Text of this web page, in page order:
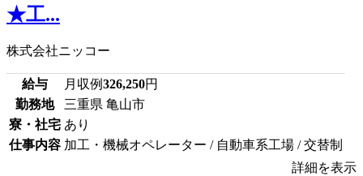
★工...
株式会社ニッコー
給与 月収例326,250円
勤務地
三重県 亀山市
寮・社宅 あり
仕事内容 加工・機械オペレーター / 自動車系工場 / 交替制
詳細を表示